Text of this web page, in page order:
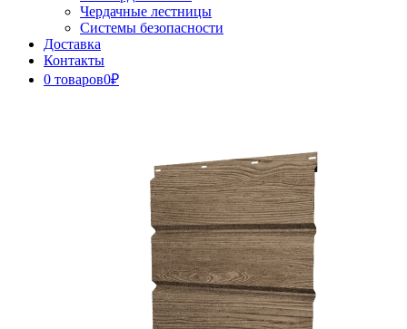
Чердачные лестницы
Системы безопасности
Доставка
Контакты
0 товаров0₽